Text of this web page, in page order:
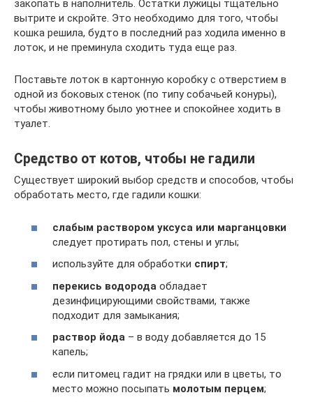
закопать в наполнитель. Остатки лужицы тщательно
вытрите и скройте. Это необходимо для того, чтобы
кошка решила, будто в последний раз ходила именно в
лоток, и не преминула сходить туда еще раз.
Поставьте лоток в картонную коробку с отверстием в
одной из боковых стенок (по типу собачьей конуры),
чтобы животному было уютнее и спокойнее ходить в
туалет.
Средство от котов, чтобы не гадили
Существует широкий выбор средств и способов, чтобы
обработать место, где гадили кошки:
слабым раствором уксуса или марганцовки
следует протирать пол, стены и углы;
используйте для обработки спирт;
перекись водорода обладает
дезинфицирующими свойствами, также
подходит для замыкания;
раствор йода – в воду добавляется до 15
капель;
если питомец гадит на грядки или в цветы, то
место можно посыпать молотым перцем;